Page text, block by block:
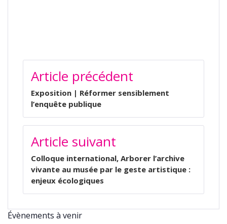
NAVIGATION
DE
L’ARTICLE
Article précédent
Exposition | Réformer sensiblement
l’enquête publique
Article suivant
Colloque international, Arborer l’archive
vivante au musée par le geste artistique :
enjeux écologiques
Évènements à venir